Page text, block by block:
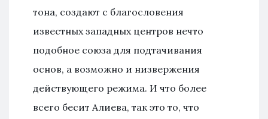
тона, создают с благословения
известных западных центров нечто
подобное союза для подтачивания
основ, а возможно и низвержения
действующего режима. И что более
всего бесит Алиева, так это то, что